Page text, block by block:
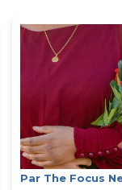
Par The Focus